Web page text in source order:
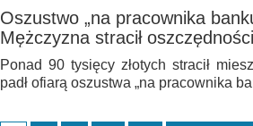
Oszustwo „na pracownika
Mężczyzna stracił oszczędności
Ponad 90 tysięcy złotych stracił
padł ofiarą oszustwa „na pracownika